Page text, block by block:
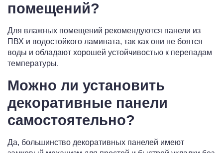
помещений?
Для влажных помещений рекомендуются панели из
ПВХ и водостойкого ламината, так как они не боятся
воды и обладают хорошей устойчивостью к перепадам
температуры.
Можно ли установить
декоративные панели
самостоятельно?
Да, большинство декоративных панелей имеют